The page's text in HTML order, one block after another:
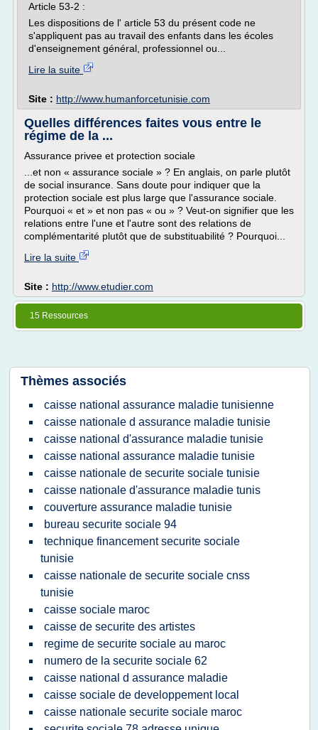
Article 53-2 :
Les dispositions de l' article 53 du présent code ne
s'appliquent pas au travail des enfants dans les écoles
d'enseignement général, professionnel ou...
Lire la suite
Site : http://www.humanforcetunisie.com
Quelles différences faites vous entre le
régime de la ...
Assurance privee et protection sociale
...et non « assurance sociale » ? En anglais, on parle plutôt
de social insurance. Sans doute pour indiquer que la
protection sociale est plus large que l'assurance sociale.
Pourquoi « et » et non pas « ou » ? Veut-on signifier que les
relations entre l'une et l'autre sont des relations de
complémentarité plutôt que de substituabilité ? Pourquoi...
Lire la suite
Site : http://www.etudier.com
15 Ressources
Thèmes associés
caisse national assurance maladie tunisienne
caisse nationale d assurance maladie tunisie
caisse national d'assurance maladie tunisie
caisse national assurance maladie tunisie
caisse nationale de securite sociale tunisie
caisse nationale d'assurance maladie tunis
couverture assurance maladie tunisie
bureau securite sociale 94
technique financement securite sociale
tunisie
caisse nationale de securite sociale cnss
tunisie
caisse sociale maroc
caisse de securite des artistes
regime de securite sociale au maroc
numero de la securite sociale 62
caisse national d assurance maladie
caisse sociale de developpement local
caisse nationale securite sociale maroc